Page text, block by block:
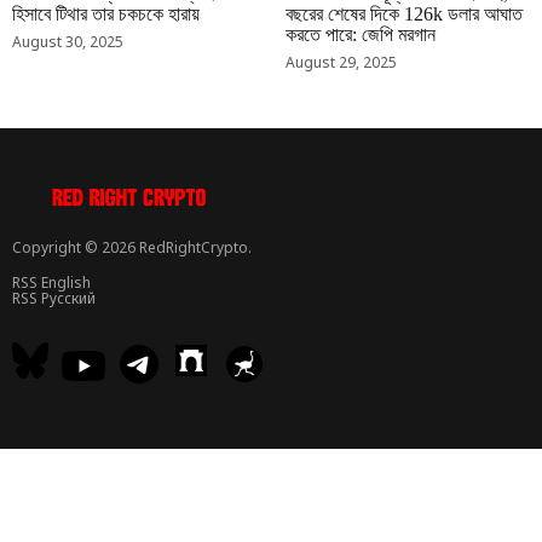
হিসাবে টিথার তার চকচকে হারায়
August 30, 2025
বছরের শেষের দিকে 126k ডলার আঘাত
করতে পারে: জেপি মরগান
August 29, 2025
Copyright © 2026 RedRightCrypto.
RSS English
RSS Русский